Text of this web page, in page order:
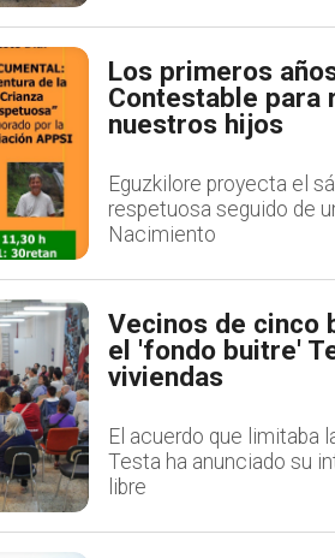
Los primeros
Contestable para
nuestros hijos
Eguzkilore proyecta el
respetuosa seguido de
Nacimiento
Vecinos de cinco
el 'fondo buitre'
viviendas
El acuerdo que limitaba
Testa ha anunciado su
libre